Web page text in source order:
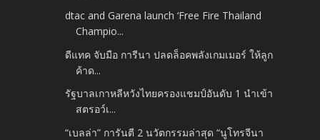
dtac and Garena launch ‘Free Fire Thailand
Champio...
ดีแทค จับมือ การีนา ปลดล็อคพลังเกมเมอร์ ให้ลูก
ค้าด...
รัฐบาลเกาหลีหวังไทยครองแชมป์อันดับ 1 นำเข้า
สตรอว์เ...
“เบลล่า” การันตี 2 นวัตกรรมล่าสุด “นูโทรจีนา